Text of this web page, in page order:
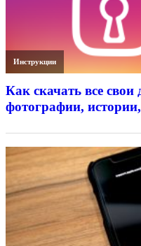
Инструкции
Как скачать все
фотографии,